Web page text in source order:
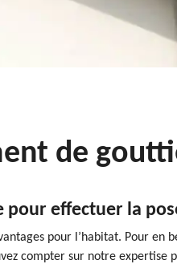
de
effectuer la
pour l’habitat. Pour en
compter sur notre expertise